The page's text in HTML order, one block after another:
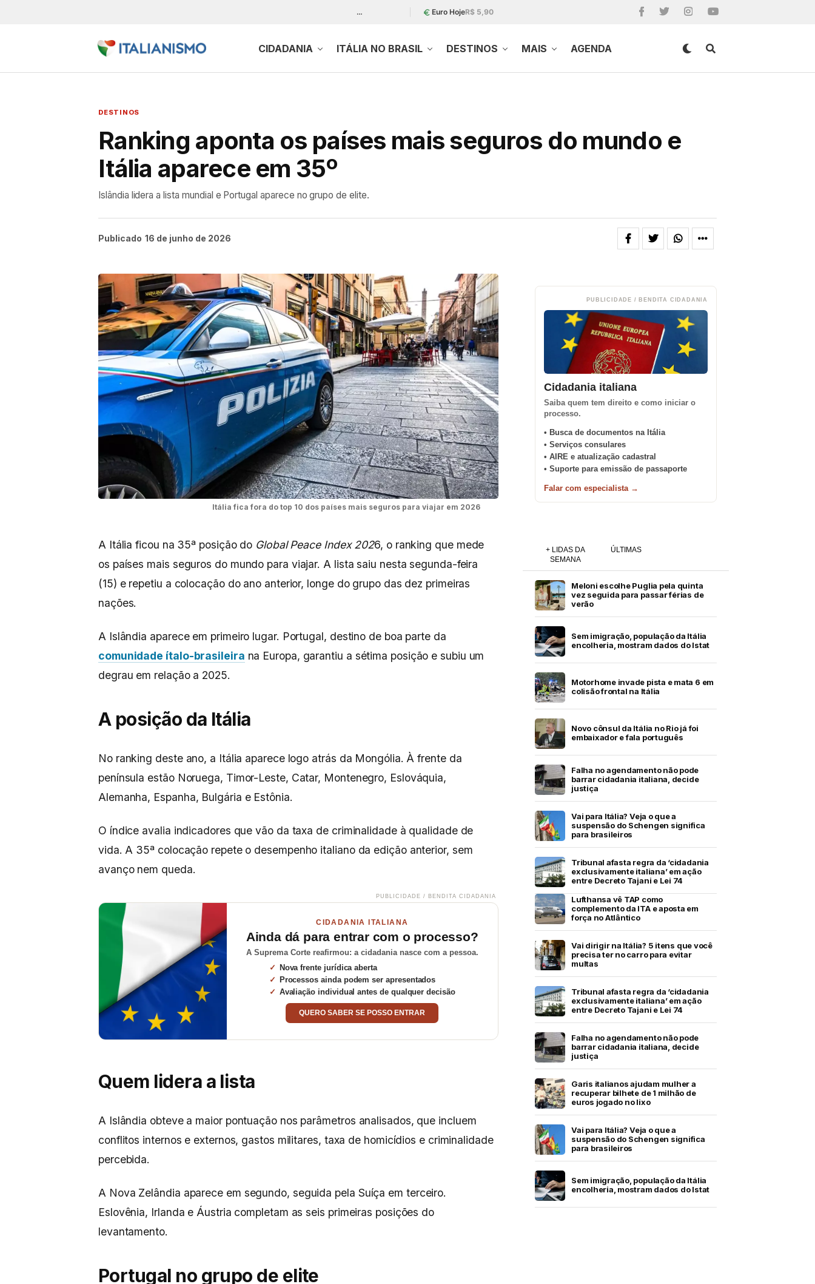
… Euro HojeR$ 5,90
CIDADANIA ITÁLIA NO BRASIL DESTINOS MAIS AGENDA
DESTINOS
Ranking aponta os países mais seguros do mundo e
Itália aparece em 35º
Islândia lidera a lista mundial e Portugal aparece no grupo de elite.
Publicado 16 de junho de 2026
Itália fica fora do top 10 dos países mais seguros para viajar em 2026
A Itália ficou na 35ª posição do Global Peace Index 2026, o ranking que mede
os países mais seguros do mundo para viajar. A lista saiu nesta segunda-feira
(15) e repetiu a colocação do ano anterior, longe do grupo das dez primeiras
nações.
A Islândia aparece em primeiro lugar. Portugal, destino de boa parte da
comunidade ítalo-brasileira na Europa, garantiu a sétima posição e subiu um
degrau em relação a 2025.
A posição da Itália
No ranking deste ano, a Itália aparece logo atrás da Mongólia. À frente da
península estão Noruega, Timor-Leste, Catar, Montenegro, Eslováquia,
Alemanha, Espanha, Bulgária e Estônia.
O índice avalia indicadores que vão da taxa de criminalidade à qualidade de
vida. A 35ª colocação repete o desempenho italiano da edição anterior, sem
avanço nem queda.
PUBLICIDADE / BENDITA CIDADANIA
CIDADANIA ITALIANA
Ainda dá para entrar com o processo?
A Suprema Corte reafirmou: a cidadania nasce com a pessoa.
Nova frente jurídica aberta
Processos ainda podem ser apresentados
Avaliação individual antes de qualquer decisão
QUERO SABER SE POSSO ENTRAR
Quem lidera a lista
A Islândia obteve a maior pontuação nos parâmetros analisados, que incluem
conflitos internos e externos, gastos militares, taxa de homicídios e criminalidade
percebida.
A Nova Zelândia aparece em segundo, seguida pela Suíça em terceiro.
Eslovênia, Irlanda e Áustria completam as seis primeiras posições do
levantamento.
Portugal no grupo de elite
PUBLICIDADE / BENDITA CIDADANIA
Cidadania italiana
Saiba quem tem direito e como iniciar o
processo.
• Busca de documentos na Itália
• Serviços consulares
• AIRE e atualização cadastral
• Suporte para emissão de passaporte
Falar com especialista →
+ LIDAS DA
SEMANA
ÚLTIMAS
Meloni escolhe Puglia pela quinta
vez seguida para passar férias de
verão
Sem imigração, população da Itália
encolheria, mostram dados do Istat
Motorhome invade pista e mata 6 em
colisão frontal na Itália
Novo cônsul da Itália no Rio já foi
embaixador e fala português
Falha no agendamento não pode
barrar cidadania italiana, decide
justiça
Vai para Itália? Veja o que a
suspensão do Schengen significa
para brasileiros
Tribunal afasta regra da ‘cidadania
exclusivamente italiana’ em ação
entre Decreto Tajani e Lei 74
Lufthansa vê TAP como
complemento da ITA e aposta em
força no Atlântico
Vai dirigir na Itália? 5 itens que você
precisa ter no carro para evitar
multas
Tribunal afasta regra da ‘cidadania
exclusivamente italiana’ em ação
entre Decreto Tajani e Lei 74
Falha no agendamento não pode
barrar cidadania italiana, decide
justiça
Garis italianos ajudam mulher a
recuperar bilhete de 1 milhão de
euros jogado no lixo
Vai para Itália? Veja o que a
suspensão do Schengen significa
para brasileiros
Sem imigração, população da Itália
encolheria, mostram dados do Istat